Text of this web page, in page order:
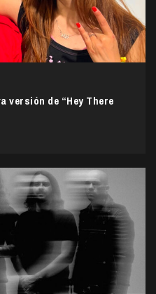
versión de “Hey There